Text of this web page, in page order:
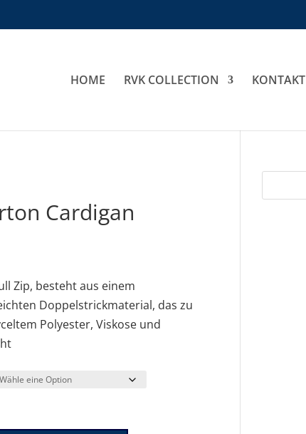
HOME RVK COLLECTION KONTAKT
Cardigan
Zip, besteht aus einem
Doppelstrickmaterial, das zu
Polyester, Viskose und